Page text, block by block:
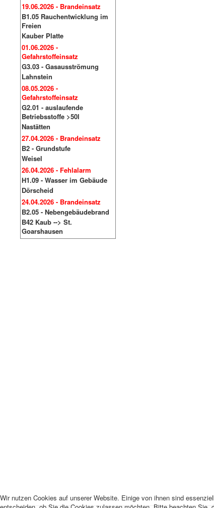
19.06.2026 - Brandeinsatz
B1.05 Rauchentwicklung im
Freien
Kauber Platte
01.06.2026 -
Gefahrstoffeinsatz
G3.03 - Gasausströmung
Lahnstein
08.05.2026 -
Gefahrstoffeinsatz
G2.01 - auslaufende
Betriebsstoffe >50l
Nastätten
27.04.2026 - Brandeinsatz
B2 - Grundstufe
Weisel
26.04.2026 - Fehlalarm
H1.09 - Wasser im Gebäude
Dörscheid
24.04.2026 - Brandeinsatz
B2.05 - Nebengebäudebrand
B42 Kaub --> St.
Goarshausen
Wir nutzen Cookies auf unserer Website. Einige von ihnen sind